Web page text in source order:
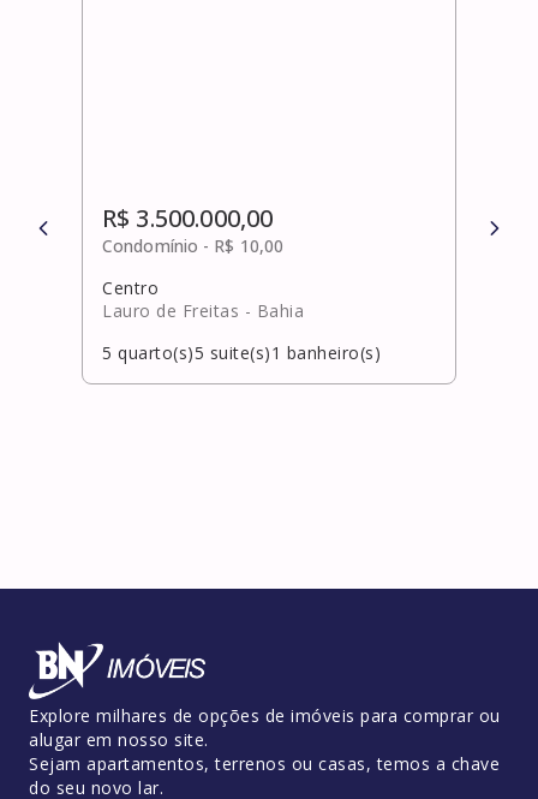
R$ 3.500.000,00
Condomínio - R$ 10,00
Centro
Lauro de Freitas - Bahia
5 quarto(s)5 suite(s)1 banheiro(s)
R$
Explore milhares de opções de imóveis para comprar ou
alugar em nosso site.
Sejam apartamentos, terrenos ou casas, temos a chave
do seu novo lar.